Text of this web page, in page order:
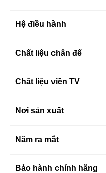
Hệ điều hành
Chất liệu chân đế
Chất liệu viền TV
Nơi sản xuất
Năm ra mắt
Bảo hành chính hãng